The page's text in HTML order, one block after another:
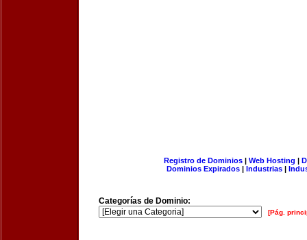
Registro de Dominios| Web Hosting |
Dominios Expirados | Industrias |
Categorías de Dominio:
[Pág.